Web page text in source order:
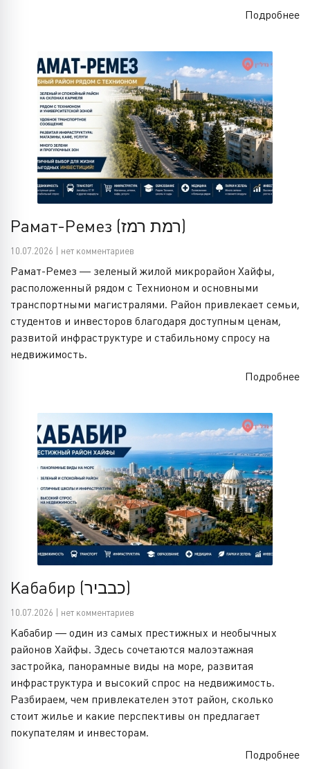
Подробнее
Рамат-Ремез (רמת רמז)
10.07.2026 | нет комментариев
Рамат-Ремез — зеленый жилой микрорайон Хайфы,
расположенный рядом с Технионом и основными
транспортными магистралями. Район привлекает семьи,
студентов и инвесторов благодаря доступным ценам,
развитой инфраструктуре и стабильному спросу на
недвижимость.
Подробнее
Кабабир (כבביר)
10.07.2026 | нет комментариев
Кабабир — один из самых престижных и необычных
районов Хайфы. Здесь сочетаются малоэтажная
застройка, панорамные виды на море, развитая
инфраструктура и высокий спрос на недвижимость.
Разбираем, чем привлекателен этот район, сколько
стоит жилье и какие перспективы он предлагает
покупателям и инвесторам.
Подробнее